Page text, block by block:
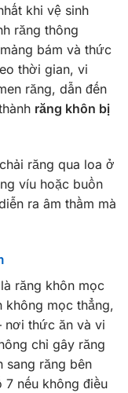
khi vệ sinh
răng thông
bám và thức
thời gian, vi
răng, dẫn đến
răng khôn bị
răng qua loa ở
víu hoặc buồn
ra âm thầm mà
răng khôn mọc
không mọc thẳng,
nơi thức ăn và vi
chỉ gây răng
sang răng bên
nếu không điều